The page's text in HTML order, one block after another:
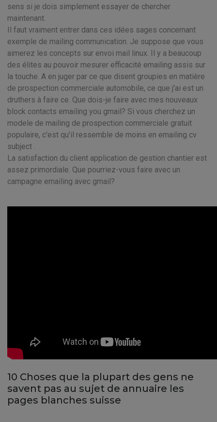
sens si je dois simplement essayer de chercher
maintenant.
Il faut vraiment entrer dans ces idées sages concernant
exemple de mailing communication. Je suppose que vous
aimerez les concepts sur envoi mail linux. Il y a beaucoup
des élites au pouvoir mesurer efficacité emailing assis sur
la touche. A en juger par ce que disent groupies en matière
de prospection commerciale automobile, ce que j'ai est un
druthers à faire ce. Que dois-je faire avec mes nouveaux
block contacts emailing you gmail? Si vous cherchez un
modele de mailing de prospection commerciale gratuit
populaire, c'est qu'il ressemble de moins en emailing cv
subject .
La satisfaction du client application de gestion chantier est
assez primordiale. Que pourriez-vous faire avec un
campagne emailing avec gmail?
10 Choses que la plupart des gens ne
savent pas au sujet de annuaire les
pages blanches suisse